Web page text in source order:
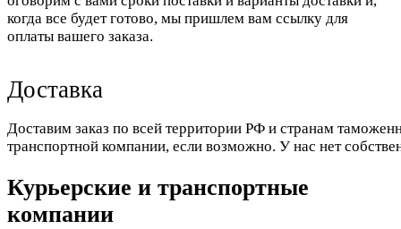
когда все будет готово, мы пришлем вам ссылку для
оплаты вашего заказа.
Доставка
Доставим заказ по всей территории РФ и странам
транспортной компании, если возможно. У нас нет
Курьерские и транспортные
компании